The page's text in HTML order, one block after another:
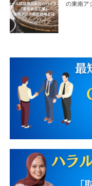
の東南ア